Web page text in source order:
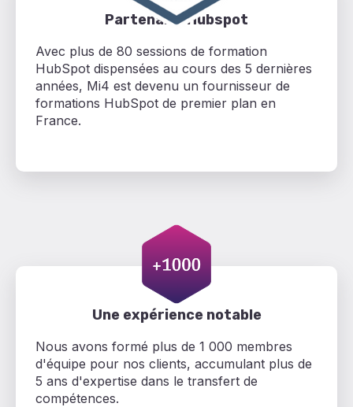
Partenaire Hubspot
Avec plus de 80 sessions de formation
HubSpot dispensées au cours des 5 dernières
années, Mi4 est devenu un fournisseur de
formations HubSpot de premier plan en
France.
Une expérience notable
Nous avons formé plus de 1 000 membres
d'équipe pour nos clients, accumulant plus de
5 ans d'expertise dans le transfert de
compétences.